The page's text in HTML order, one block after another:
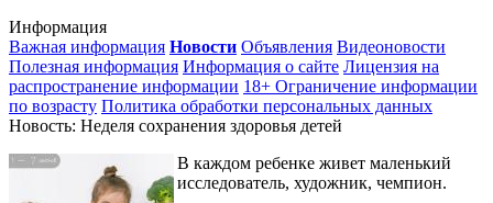
Информация
Важная информация Новости Объявления Видеоновости
Полезная информация Информация о сайте Лицензия на
распространение информации 18+ Ограничение информации
по возрасту Политика обработки персональных данных
Новость: Неделя сохранения здоровья детей
В каждом ребенке живет маленький
исследователь, художник, чемпион.